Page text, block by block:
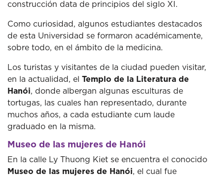
construcción data de principios del siglo XI.
Como curiosidad, algunos estudiantes destacados
de esta Universidad se formaron académicamente,
sobre todo, en el ámbito de la medicina.
Los turistas y visitantes de la ciudad pueden visitar,
en la actualidad, el Templo de la Literatura de
Hanói, donde albergan algunas esculturas de
tortugas, las cuales han representado, durante
muchos años, a cada estudiante cum laude
graduado en la misma.
Museo de las mujeres de Hanói
En la calle Ly Thuong Kiet se encuentra el conocido
Museo de las mujeres de Hanói, el cual fue